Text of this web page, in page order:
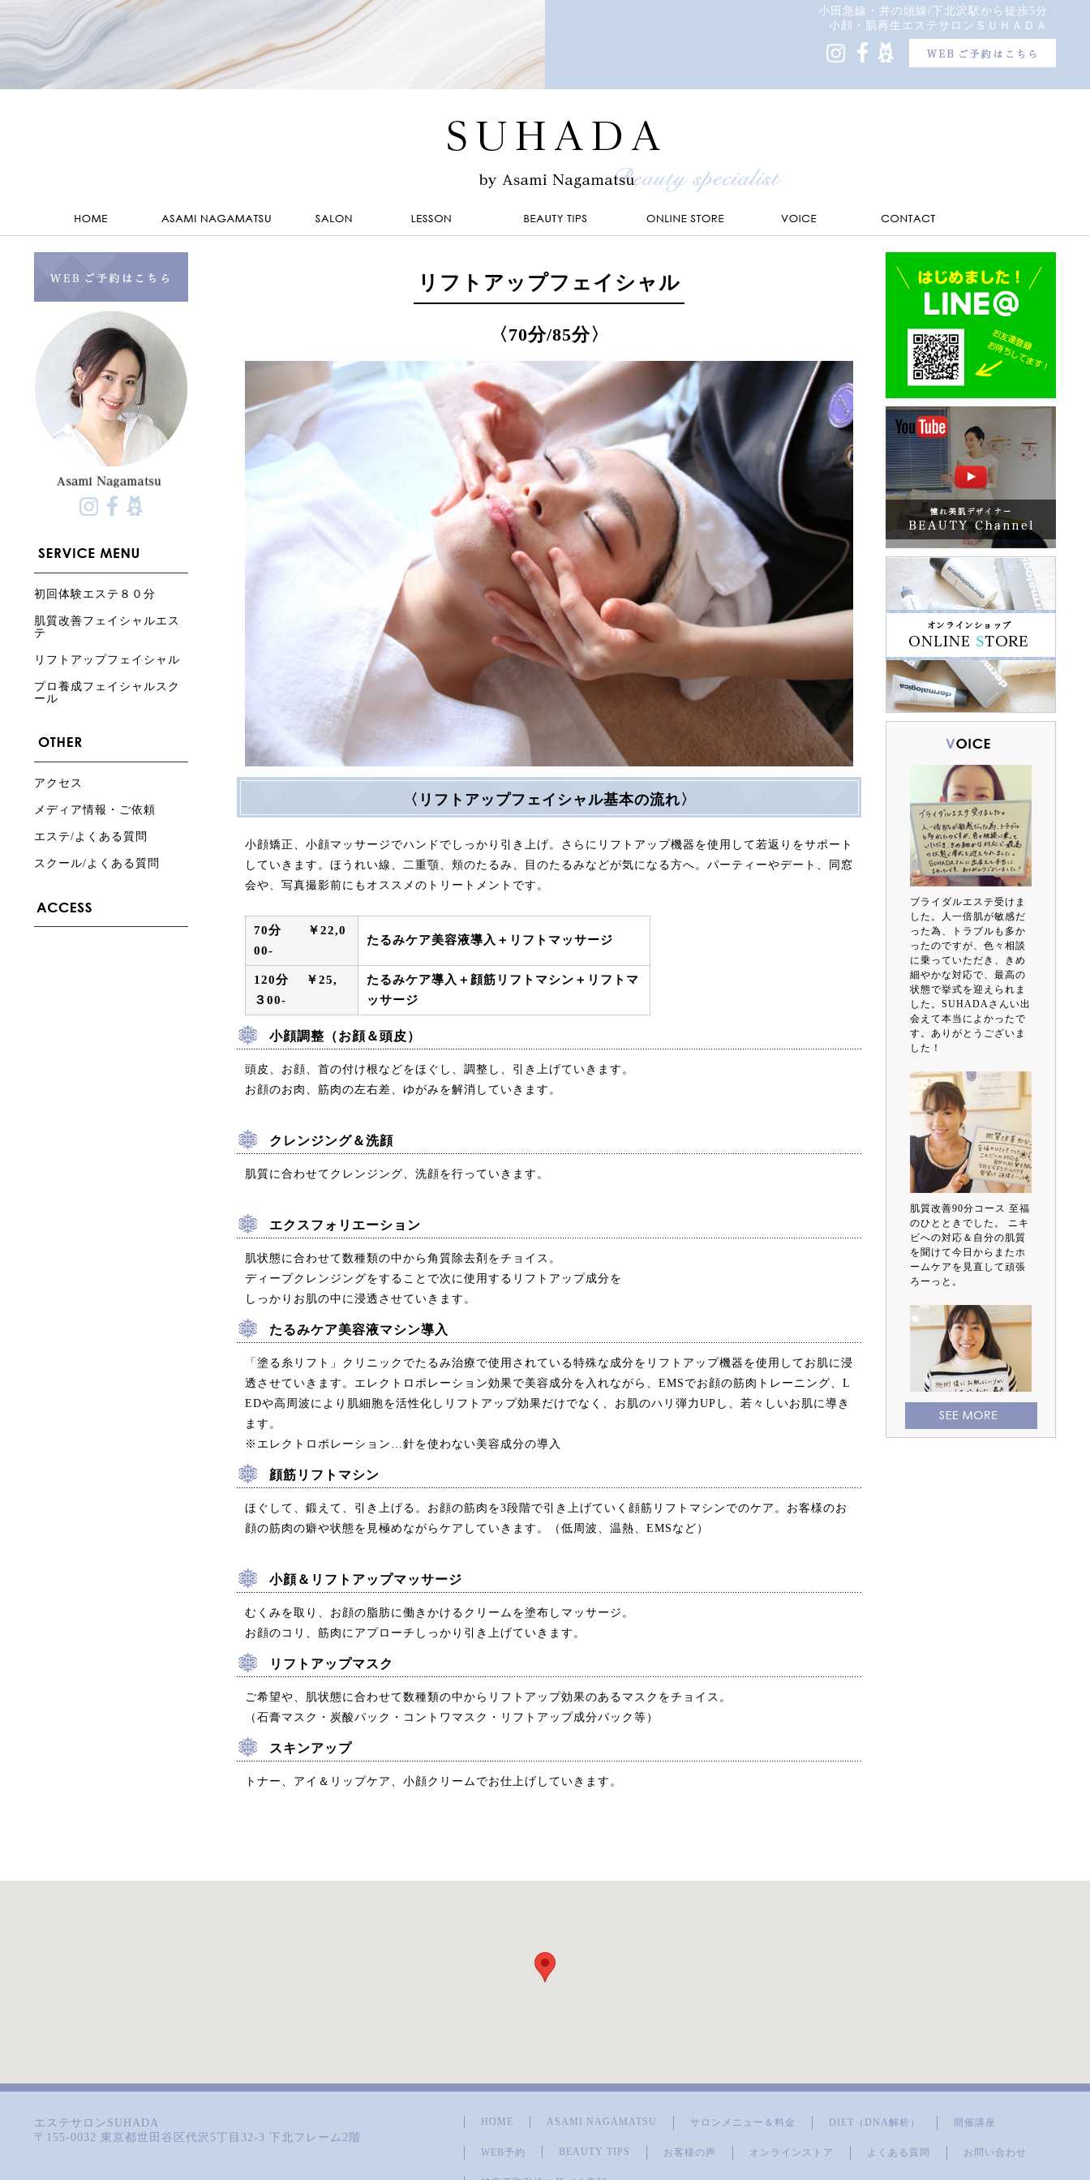
小田急線・井の頭線/下北沢駅から徒歩5分
小顔・肌再生エステサロンＳＵＨＡＤＡ
初回体験エステ８０分
肌質改善フェイシャルエス
テ
リフトアップフェイシャル
プロ養成フェイシャルスク
ール
アクセス
メディア情報・ご依頼
エステ/よくある質問
スクール/よくある質問
ブライダルエステ受けま
した。人一倍肌が敏感だ
った為、トラブルも多か
ったのですが、色々相談
に乗っていただき、きめ
細やかな対応で、最高の
状態で挙式を迎えられま
した。SUHADAさんい出
会えて本当によかったで
す。ありがとうございま
した！
肌質改善90分コース 至福
のひとときでした。 ニキ
ビへの対応＆自分の肌質
を聞けて今日からまたホ
ームケアを見直して頑張
ろーっと。
リフトアップフェイシャル
〈70分/85分〉
〈リフトアップフェイシャル基本の流れ〉
小顔矯正、小顔マッサージでハンドでしっかり引き上げ。さらにリフトアップ機器を使用して若返りをサポート
していきます。ほうれい線、二重顎、頬のたるみ、目のたるみなどが気になる方へ。パーティーやデート、同窓
会や、写真撮影前にもオススメのトリートメントです。
70分 ￥22,0
00-
たるみケア美容液導入＋リフトマッサージ
120分 ￥25,
３00-
たるみケア導入＋顔筋リフトマシン＋リフトマ
ッサージ
小顔調整（お顔＆頭皮）
頭皮、お顔、首の付け根などをほぐし、調整し、引き上げていきます。
お顔のお肉、筋肉の左右差、ゆがみを解消していきます。
クレンジング＆洗顔
肌質に合わせてクレンジング、洗顔を行っていきます。
エクスフォリエーション
肌状態に合わせて数種類の中から角質除去剤をチョイス。
ディープクレンジングをすることで次に使用するリフトアップ成分を
しっかりお肌の中に浸透させていきます。
たるみケア美容液マシン導入
「塗る糸リフト」クリニックでたるみ治療で使用されている特殊な成分をリフトアップ機器を使用してお肌に浸
透させていきます。エレクトロポレーション効果で美容成分を入れながら、EMSでお顔の筋肉トレーニング、L
EDや高周波により肌細胞を活性化しリフトアップ効果だけでなく、お肌のハリ弾力UPし、若々しいお肌に導き
ます。
※エレクトロポレーション…針を使わない美容成分の導入
顔筋リフトマシン
ほぐして、鍛えて、引き上げる。お顔の筋肉を3段階で引き上げていく顔筋リフトマシンでのケア。お客様のお
顔の筋肉の癖や状態を見極めながらケアしていきます。（低周波、温熱、EMSなど）
小顔＆リフトアップマッサージ
むくみを取り、お顔の脂肪に働きかけるクリームを塗布しマッサージ。
お顔のコリ、筋肉にアプローチしっかり引き上げていきます。
リフトアップマスク
ご希望や、肌状態に合わせて数種類の中からリフトアップ効果のあるマスクをチョイス。
（石膏マスク・炭酸パック・コントワマスク・リフトアップ成分パック等）
スキンアップ
トナー、アイ＆リップケア、小顔クリームでお仕上げしていきます。
エステサロンSUHADA
〒155-0032 東京都世田谷区代沢5丁目32-3 下北フレーム2階
HOME ASAMI NAGAMATSU サロンメニュー＆料金 DIET（DNA解析） 開催講座
WEB予約 BEAUTY TIPS お客様の声 オンラインストア よくある質問 お問い合わせ